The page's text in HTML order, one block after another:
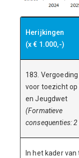
Herijkingen
(x € 1.000,-)
183.
voor toezicht op
en Jeugdwet
(Formatieve
consequenties:
In het kader